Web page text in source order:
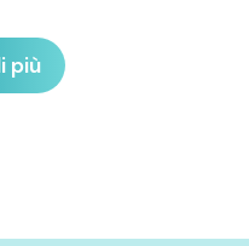
più